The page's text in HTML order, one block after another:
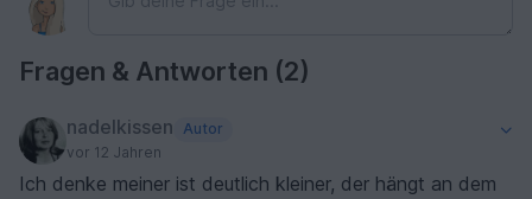
Fragen & Antworten (2)
nadelkissen
Autor
vor 12 Jahren
Ich denke meiner ist deutlich kleiner, der hängt an dem